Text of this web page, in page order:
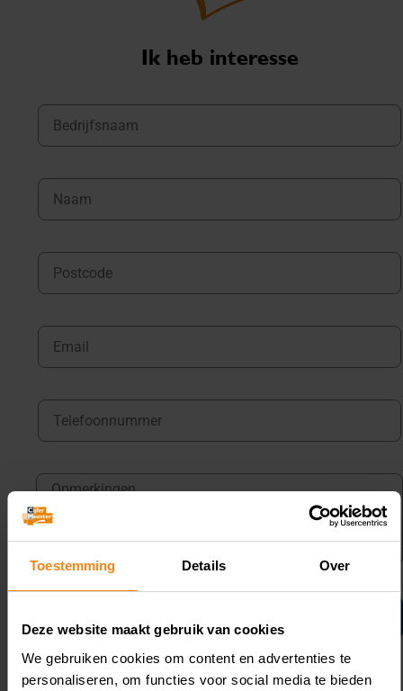
Toestemming Details Over
Deze website maakt gebruik van cookies
We gebruiken cookies om content en advertenties te
personaliseren, om functies voor social media te bieden
Ik heb interesse